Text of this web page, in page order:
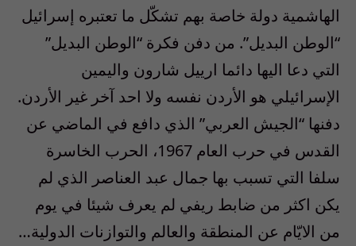
الهاشمية دولة خاصة بهم تشكّل ما تعتبره إسرائيل
“الوطن البديل”. من دفن فكرة “الوطن البديل”
التي دعا اليها دائما ارييل شارون واليمين
الإسرائيلي هو الأردن نفسه ولا احد آخر غير الأردن.
دفنها “الجيش العربي” الذي دافع في الماضي عن
القدس في حرب العام 1967، الحرب الخاسرة
سلفا التي تسبب بها جمال عبد العناصر الذي لم
يكن اكثر من ضابط ريفي لم يعرف شيئا في يوم
من الايّام عن المنطقة والعالم والتوازنات الدولية…